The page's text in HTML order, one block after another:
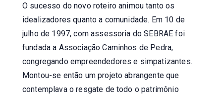
O sucesso do novo roteiro animou tanto os
idealizadores quanto a comunidade. Em 10 de
julho de 1997, com assessoria do SEBRAE foi
fundada a Associação Caminhos de Pedra,
congregando empreendedores e simpatizantes.
Montou-se então um projeto abrangente que
contemplava o resgate de todo o patrimônio